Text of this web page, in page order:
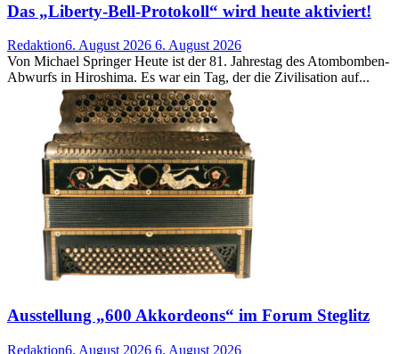
Das „Liberty-Bell-Protokoll“ wird heute aktiviert!
Redaktion6. August 2026 6. August 2026
Von Michael Springer Heute ist der 81. Jahrestag des Atombomben-
Abwurfs in Hiroshima. Es war ein Tag, der die Zivilisation auf...
Ausstellung „600 Akkordeons“ im Forum Steglitz
Redaktion6. August 2026 6. August 2026